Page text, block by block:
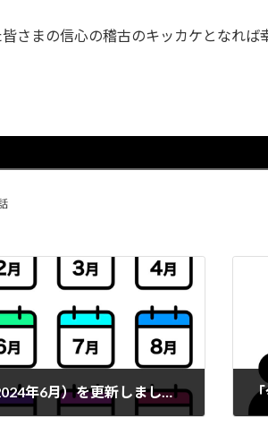
さまの信心の稽古のキッカケとなれば
今月の予定（2024年6月）を更新しました。